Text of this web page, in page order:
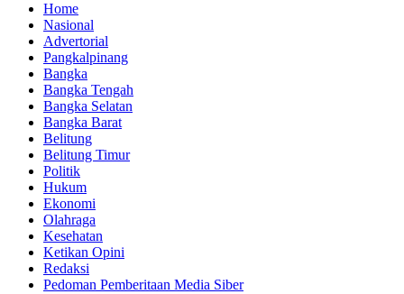
Home
Nasional
Advertorial
Pangkalpinang
Bangka
Bangka Tengah
Bangka Selatan
Bangka Barat
Belitung
Belitung Timur
Politik
Hukum
Ekonomi
Olahraga
Kesehatan
Ketikan Opini
Redaksi
Pedoman Pemberitaan Media Siber